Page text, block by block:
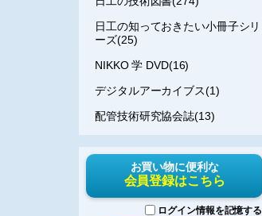
日工の知っておきたい小冊子シリ
ーズ(25)
NIKKO 学 DVD(16)
デジタルアーカイブス(1)
配管技術研究協会誌(13)
お買い物に便利な
会員登録はこちら
ログイン情報を記憶する